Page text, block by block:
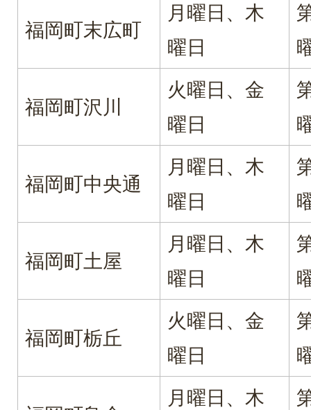
福岡町末広町
月曜日、木
曜日
福岡町沢川
火曜日、金
曜日
福岡町中央通
月曜日、木
曜日
福岡町土屋
月曜日、木
曜日
福岡町栃丘
火曜日、金
曜日
月曜日、木